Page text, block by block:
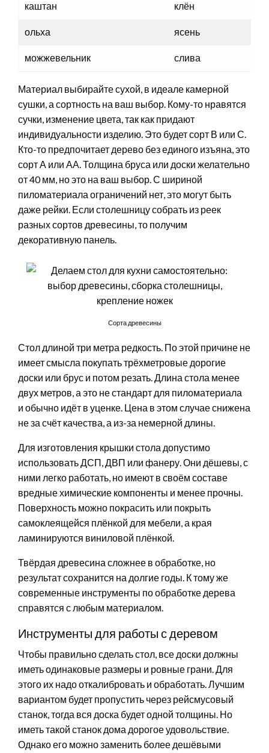
каштан клён
ольха ясень
можжевельник слива
Материал выбирайте сухой, в идеале камерной
сушки, а сортность на ваш выбор. Кому-то нравятся
сучки, изменение цвета, так как придают
индивидуальности изделию. Это будет сорт В или С.
Кто-то предпочитает дерево без единого изъяна, это
сорт А или АА. Толщина бруса или доски желательно
от 40 мм, но это на ваш выбор. С шириной
пиломатериала ограничений нет, это могут быть
даже рейки. Если столешницу собрать из реек
разных сортов древесины, то получим
декоративную панель.
Сорта древесины
Стол длиной три метра редкость. По этой причине не
имеет смысла покупать трёхметровые дорогие
доски или брус и потом резать. Длина стола менее
двух метров, а это не стандарт для пиломатериала
и обычно идёт в уценке. Цена в этом случае снижена
не за счёт качества, а из-за немерной длины.
Для изготовления крышки стола допустимо
использовать ДСП, ДВП или фанеру. Они дёшевы, с
ними легко работать, но имеют в своём составе
вредные химические компоненты и менее прочны.
Поверхность можно покрасить или покрыть
самоклеящейся плёнкой для мебели, а края
ламинируются виниловой плёнкой.
Твёрдая древесина сложнее в обработке, но
результат сохранится на долгие годы. К тому же
современные инструменты по обработке дерева
справятся с любым материалом.
Инструменты для работы с деревом
Чтобы правильно сделать стол, все доски должны
иметь одинаковые размеры и ровные грани. Для
этого их надо откалибровать и обработать. Лучшим
вариантом будет пропустить через рейсмусовый
станок, тогда вся доска будет одной толщины. Но
иметь такой станок дома дорогое удовольствие.
Однако его можно заменить более дешёвыми